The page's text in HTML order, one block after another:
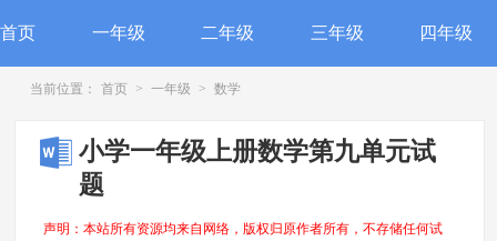
首页 一年级 二年级 三年级 四年级
当前位置： 首页 > 一年级 > 数学
小学一年级上册数学第九单元试
题
声明：本站所有资源均来自网络，版权归原作者所有，不存储任何试